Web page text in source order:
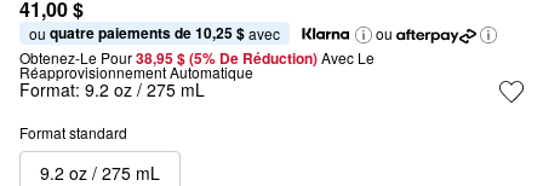
41,00 $
ou quatre paiements de 10,25 $ avec
ou
Obtenez-Le Pour38,95 $ (5% De Réduction) Avec Le
Réapprovisionnement Automatique
Format: 9.2 oz / 275 mL
Format standard
9.2 oz / 275 mL